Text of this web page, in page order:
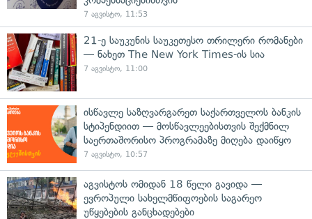
7 აგვისტო, 11:53
21-ე საუკუნის საუკეთესო თრილერი რომანები
— ნახეთ The New York Times-ის სია
7 აგვისტო, 11:00
ისწავლე საზღვარგარეთ საქართველოს ბანკის
სტიპენდიით — მოსწავლეებისთვის შექმნილ
საერთაშორისო პროგრამაზე მიღება დაიწყო
7 აგვისტო, 10:57
აგვისტოს ომიდან 18 წელი გავიდა —
ევროპული სახელმწიფოების საგარეო
უწყებების განცხადებები